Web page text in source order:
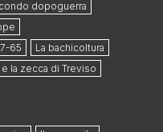
dopoguerra
65
La bachicoltura
la zecca di Treviso